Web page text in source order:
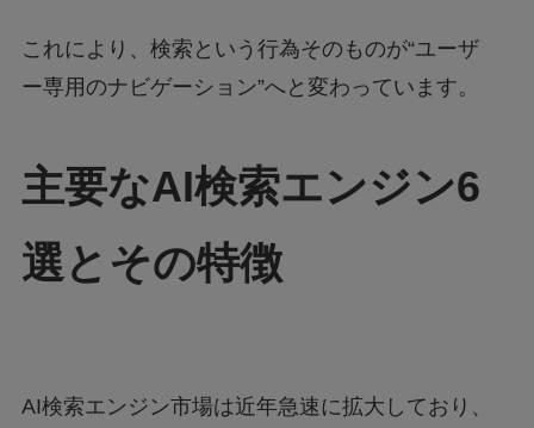
これにより、検索という行為そのものが“ユーザ
ー専用のナビゲーション”へと変わっています。
主要なAI検索エンジン6
選とその特徴
AI検索エンジン市場は近年急速に拡大しており、